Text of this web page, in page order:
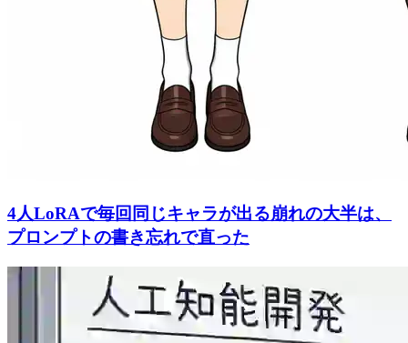
4人LoRAで毎回同じキャラが出る崩れの大半は、
プロンプトの書き忘れで直った